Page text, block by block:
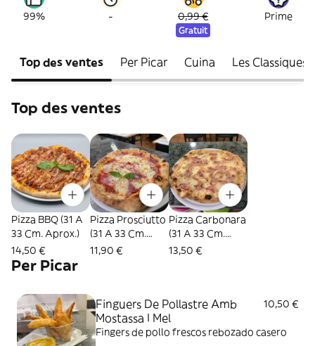
99% - 0,99 €
Gratuit
Prime
Top des ventes Per Picar Cuina Les Classiques
Top des ventes
Pizza BBQ (31 A
33 Cm. Aprox.)
14,50 €
Pizza Prosciutto
(31 A 33 Cm.
Aprox.)
11,90 €
Pizza Carbonara
(31 A 33 Cm.
Aprox.)
13,50 €
Per Picar
Finguers De Pollastre Amb
Mostassa I Mel
10,50 €
Fingers de pollo frescos rebozado casero